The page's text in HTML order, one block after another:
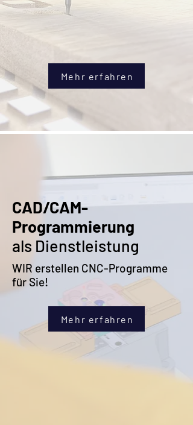
Mehr erfahren
CAD/CAM-
Programmierung
als Dienstleistung
WIR erstellen CNC-Programme
für Sie!
Mehr erfahren